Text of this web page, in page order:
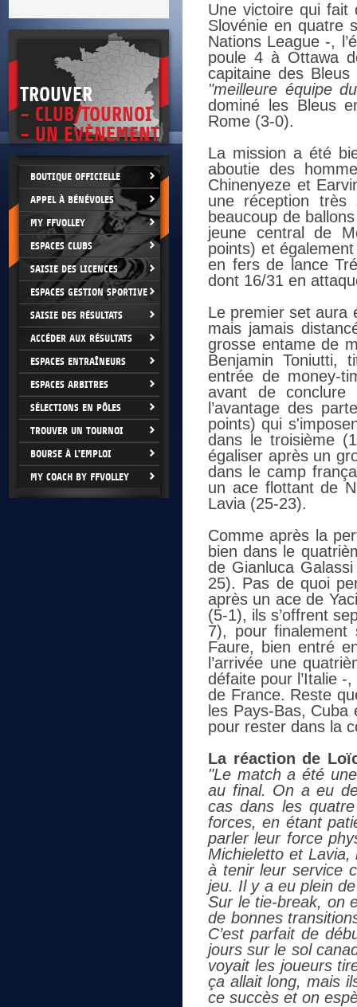
TROUVER
- CLUB/TOURNOI
- UN EVÈNEMENT
BOUTIQUE OFFICIELLE
APPEL À BÉNÉVOLES
MY FFVOLLEY
ESPACES CLUBS
SAISIE DES LICENCES
ESPACES GESTION SPORTIVE
SAISIE DES RÉSULTATS
ACCÉDER AUX RÉSULTATS
ESPACES ENTRAÎNEURS
ESPACES ARBITRES
SÉLECTIONS EN PÔLES
TROUVER UN TOURNOI
BOURSE À L'EMPLOI
MY COACH BY FFVOLLEY
Une victoire qui
Slovénie en quatre
Nations League -,
poule 4 à Ottawa
capitaine des
"meilleure équipe
dominé les Bleus
Rome (3-0).
La mission a été
aboutie des
Chinenyeze et
une réception
beaucoup de
jeune central de
points) et
en fers de lance
dont 16/31 en
Le premier set aura
mais jamais
grosse entame de
Benjamin Toniutti,
entrée de money-
avant de
l’avantage des
points) qui
dans le troisième
égaliser après un
dans le camp
un ace flottant de
Lavia (25-23).
Comme après la
bien dans le
de Gianluca
25). Pas de quoi
après un ace de
(5-1), ils s’offrent
7), pour finalement
Faure, bien entré
l’arrivée une
défaite pour l’Italie -
de France. Reste
les Pays-Bas, Cuba
pour rester dans la
La réaction de
"Le match a été
au final. On a eu
cas dans les
forces, en étant
parler leur force
Michieletto et
à tenir leur service
jeu. Il y a eu plein
Sur le tie-break, on
de bonnes
C’est parfait de
jours sur le sol
voyait les joueurs
ça allait long, mais
ce succès et on